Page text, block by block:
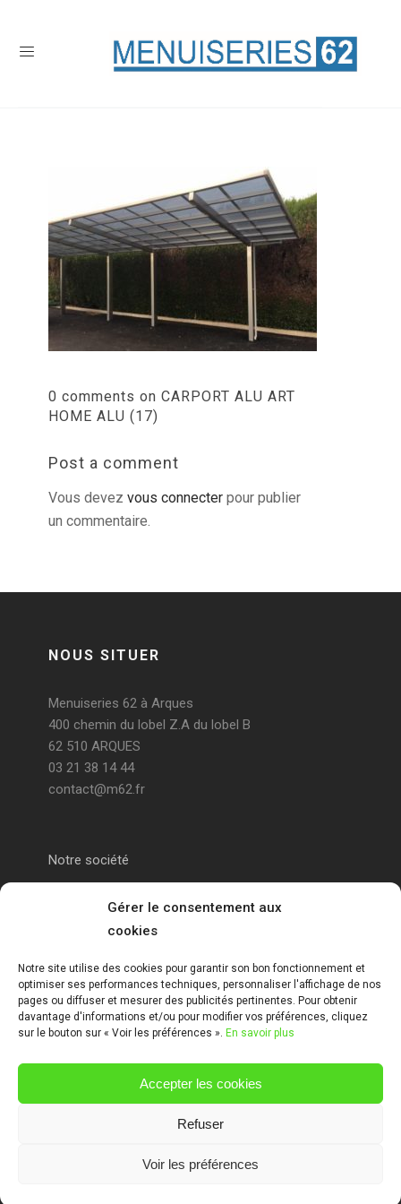
Gérer le consentement aux
cookies
Notre site utilise des cookies pour garantir son bon fonctionnement et
optimiser ses performances techniques, personnaliser l'affichage de nos
pages ou diffuser et mesurer des publicités pertinentes. Pour obtenir
davantage d'informations et/ou pour modifier vos préférences, cliquez
sur le bouton sur « Voir les préférences ». En savoir plus
Accepter les cookies
Refuser
Voir les préférences
0 comments on CARPORT ALU ART
HOME ALU (17)
Post a comment
Vous devez vous connecter pour publier
un commentaire.
NOUS SITUER
Menuiseries 62 à Arques
400 chemin du lobel Z.A du lobel B
62 510 ARQUES
03 21 38 14 44
contact@m62.fr
Notre société
Portail alu Saint-Omer
Clôture 62
Garde-corps pas de calais
Mentions Légales